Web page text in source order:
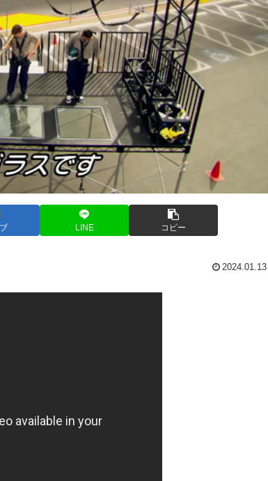
LINE コピー
2024.01.13